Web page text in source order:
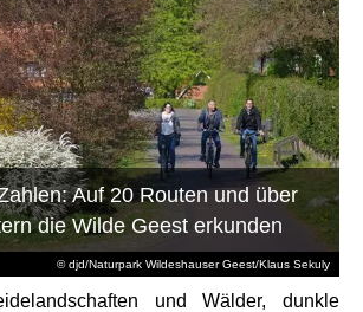
© djd/Naturpark Wildeshauser Geest/Klaus Sekuly
Auf 20 Routen und über
die Wilde Geest erkunden
und Wälder, dunkle